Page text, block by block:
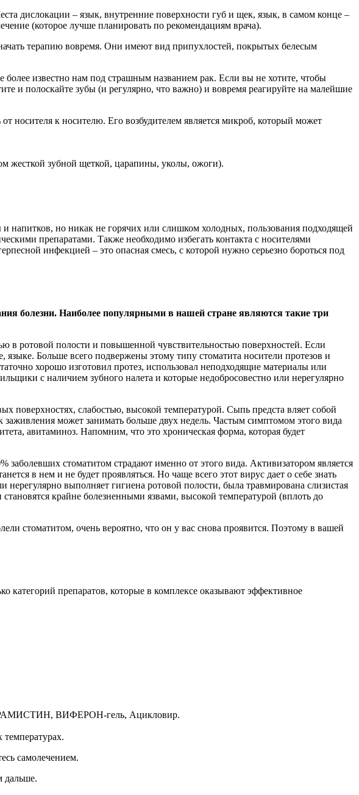
дислокации – язык, внутренние поверхности губ и щек, язык, в самом конце –
(которое лучше планировать по рекомендациям врача).
терапию вовремя. Они имеют вид припухлостей, покрытых белесым
более известно нам под страшным названием рак. Если вы не хотите, чтобы
и полоскайте зубы (и регулярно, что важно) и вовремя реагируйте на малейшие
носителя к носителю. Его возбудителем является микроб, который может
жесткой зубной щеткой, царапины, уколы, ожоги).
напитков, но никак не горячих или слишком холодных, пользования подходящей
препаратами. Также необходимо избегать контакта с носителями
инфекцией – это опасная смесь, с которой нужно серьезно бороться под
болезни. Наиболее популярными в нашей стране являются такие три
в ротовой полости и повышенной чувствительностью поверхностей. Если
Больше всего подвержены этому типу стоматита носители протезов и
хорошо изготовил протез, использовал неподходящие материалы или
с наличием зубного налета и которые недобросовестно или нерегулярно
поверхностях, слабостью, высокой температурой. Сыпь предста вляет собой
может занимать больше двух недель. Частым симптомом этого вида
авитаминоз. Напомним, что это хроническая форма, которая будет
заболевших стоматитом страдают именно от этого вида. Активизатором является
в нем и не будет проявляться. Но чаще всего этот вирус дает о себе знать
выполняет гигиена ротовой полости, была травмирована слизистая
крайне болезненными язвами, высокой температурой (вплоть до
стоматитом, очень вероятно, что он у вас снова проявится. Поэтому в вашей
категорий препаратов, которые в комплексе оказывают эффективное
ВИФЕРОН-гель, Ацикловир.
самолечением.
дальше.